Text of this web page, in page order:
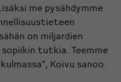
me pysähdymme
on miljardien
tutkia. Teemme
Koivu sanoo.